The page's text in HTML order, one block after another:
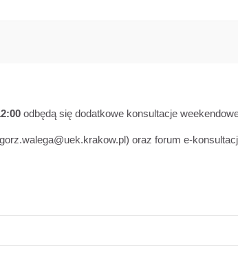
odbędą się dodatkowe konsultacje
oraz forum e-